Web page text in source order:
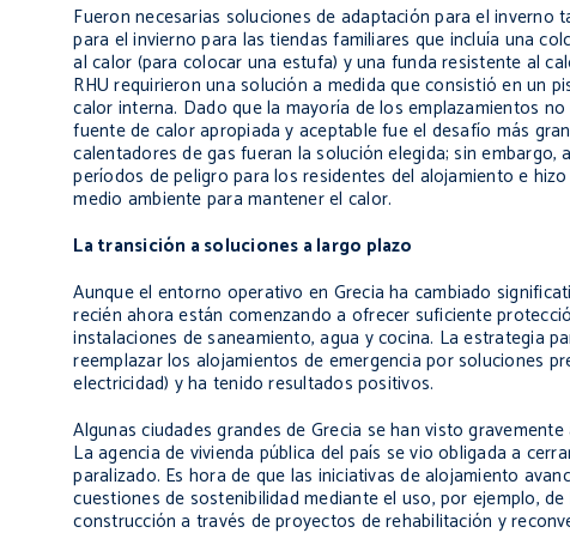
Fueron necesarias soluciones de adaptación para el
para el invierno para las tiendas familiares que incluía una
al calor (para colocar una estufa) y una funda resistente al
RHU requirieron una solución a medida que consistió en un
calor interna. Dado que la mayoría de los emplazamientos
fuente de calor apropiada y aceptable fue el desafío más
calentadores de gas fueran la solución elegida; sin
períodos de peligro para los residentes del alojamiento e
medio ambiente para mantener el calor.
La transición a soluciones a largo plazo
Aunque el entorno operativo en Grecia ha cambiado
recién ahora están comenzando a ofrecer suficiente
instalaciones de saneamiento, agua y cocina. La estrategia
reemplazar los alojamientos de emergencia por soluciones
electricidad) y ha tenido resultados positivos.
Algunas ciudades grandes de Grecia se han visto
La agencia de vivienda pública del país se vio obligada a
paralizado. Es hora de que las iniciativas de alojamiento
cuestiones de sostenibilidad mediante el uso, por ejemplo,
construcción a través de proyectos de rehabilitación y